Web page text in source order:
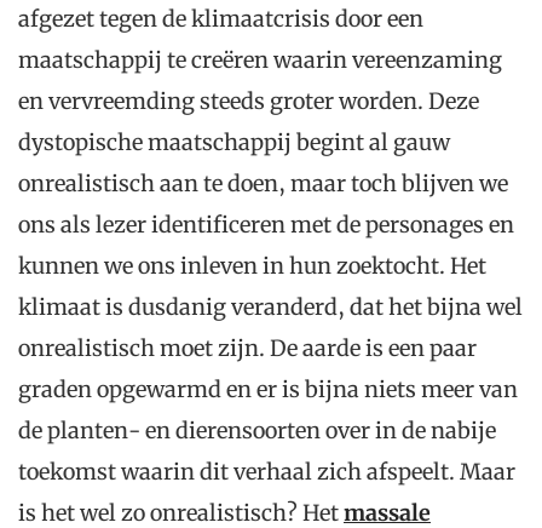
afgezet tegen de klimaatcrisis door een
maatschappij te creëren waarin vereenzaming
en vervreemding steeds groter worden. Deze
dystopische maatschappij begint al gauw
onrealistisch aan te doen, maar toch blijven we
ons als lezer identificeren met de personages en
kunnen we ons inleven in hun zoektocht. Het
klimaat is dusdanig veranderd, dat het bijna wel
onrealistisch moet zijn. De aarde is een paar
graden opgewarmd en er is bijna niets meer van
de planten- en dierensoorten over in de nabije
toekomst waarin dit verhaal zich afspeelt. Maar
is het wel zo onrealistisch? Hetmassale